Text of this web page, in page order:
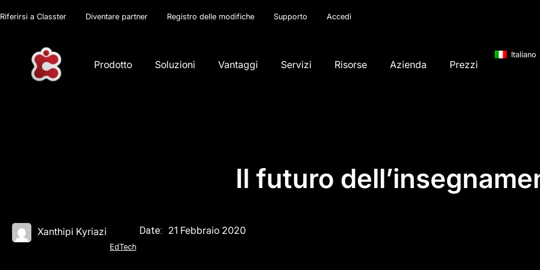
Riferirsi a Classter Diventare partner Registro delle modifiche Supporto Accedi
Prodotto Soluzioni Vantaggi Servizi Risorse Azienda Prezzi
Italiano
Il futuro
Xanthipi Kyriazi
EdTech
Date: 21 Febbraio 2020